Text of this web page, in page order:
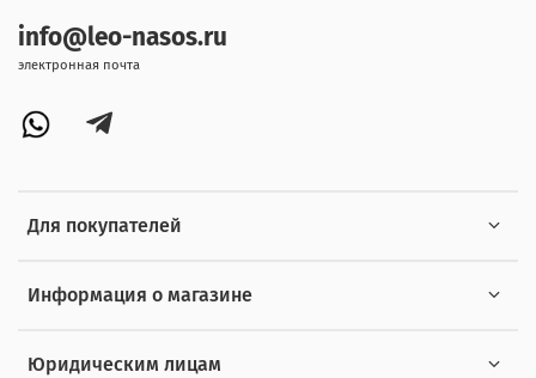
Для покупателей
Информация о магазине
Юридическим лицам
info@leo-nasos.ru
электронная почта